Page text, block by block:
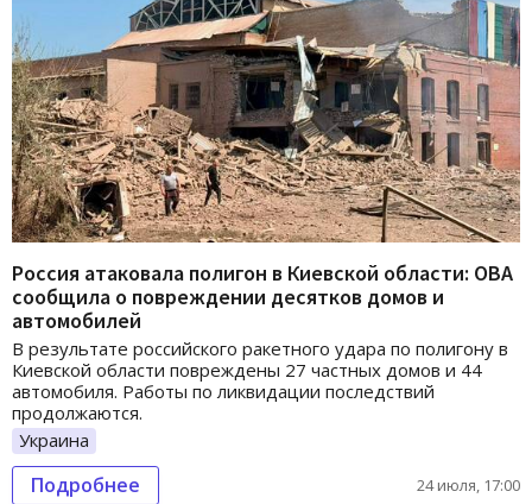
Россия атаковала полигон в Киевской области: ОВА
сообщила о повреждении десятков домов и
автомобилей
В результате российского ракетного удара по полигону в
Киевской области повреждены 27 частных домов и 44
автомобиля. Работы по ликвидации последствий
продолжаются.
Украина
Подробнее 24 июля, 17:00